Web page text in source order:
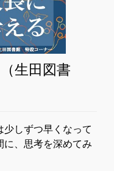
生田図書
しずつ早くなって
に、思考を深めてみ